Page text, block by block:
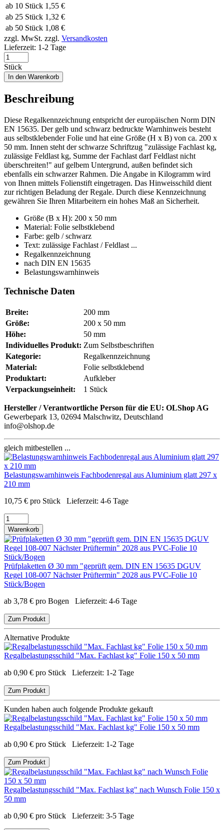
ab 10 Stück 1,55 €
ab 25 Stück 1,32 €
ab 50 Stück 1,08 €
zzgl. MwSt. zzgl. Versandkosten
Lieferzeit: 1-2 Tage
Stück
In den Warenkorb
Beschreibung
Diese Regalkennzeichnung entspricht der europäischen Norm DIN
EN 15635. Der gelb und schwarz bedruckte Warnhinweis besteht
aus selbstklebender Folie und hat eine Größe (H x B) von ca. 200 x
50 mm. Innen steht der schwarze Schriftzug "zulässige Fachlast kg,
zulässige Feldlast kg, Summe der Fachlast darf Feldlast nicht
überschreiten!" auf gelbem Untergrund, außen befindet sich
ebenfalls ein schwarzer Rahmen. Die Angabe in Kilogramm wird
von Ihnen mittels Folienstift eingetragen. Das Hinweisschild dient
zur richtigen Beladung der Regale. Durch diese Kennzeichnung
gewähren Sie Ihren Mitarbeitern ein hohes Maß an Sicherheit.
Größe (B x H): 200 x 50 mm
Material: Folie selbstklebend
Farbe: gelb / schwarz
Text: zulässige Fachlast / Feldlast ...
Regalkennzeichnung
nach DIN EN 15635
Belastungswarnhinweis
Technische Daten
Breite:
200 mm
Größe:
200 x 50 mm
Höhe:
50 mm
Individuelles Produkt: Zum Selbstbeschriften
Kategorie:
Regalkennzeichnung
Material:
Folie selbstklebend
Produktart:
Aufkleber
Verpackungseinheit:
1 Stück
Hersteller / Verantwortliche Person für die EU: OLShop AG
Gewerbepark 13, 02694 Malschwitz, Deutschland
info@olshop.de
gleich mitbestellen ...
Belastungswarnhinweis Fachbodenregal aus Aluminium glatt 297 x
210 mm
10,75 € pro Stück Lieferzeit: 4-6 Tage
Warenkorb
Prüfplaketten Ø 30 mm "geprüft gem. DIN EN 15635 DGUV
Regel 108-007 Nächster Prüftermin" 2028 aus PVC-Folie 10
Stück/Bogen
ab 3,78 € pro Bogen Lieferzeit: 4-6 Tage
Zum Produkt
Alternative Produkte
Regalbelastungsschild "Max. Fachlast kg" Folie 150 x 50 mm
ab 0,90 € pro Stück Lieferzeit: 1-2 Tage
Zum Produkt
Kunden haben auch folgende Produkte gekauft
Regalbelastungsschild "Max. Fachlast kg" Folie 150 x 50 mm
ab 0,90 € pro Stück Lieferzeit: 1-2 Tage
Zum Produkt
Regalbelastungsschild "Max. Fachlast kg" nach Wunsch Folie 150 x
50 mm
ab 0,90 € pro Stück Lieferzeit: 3-5 Tage